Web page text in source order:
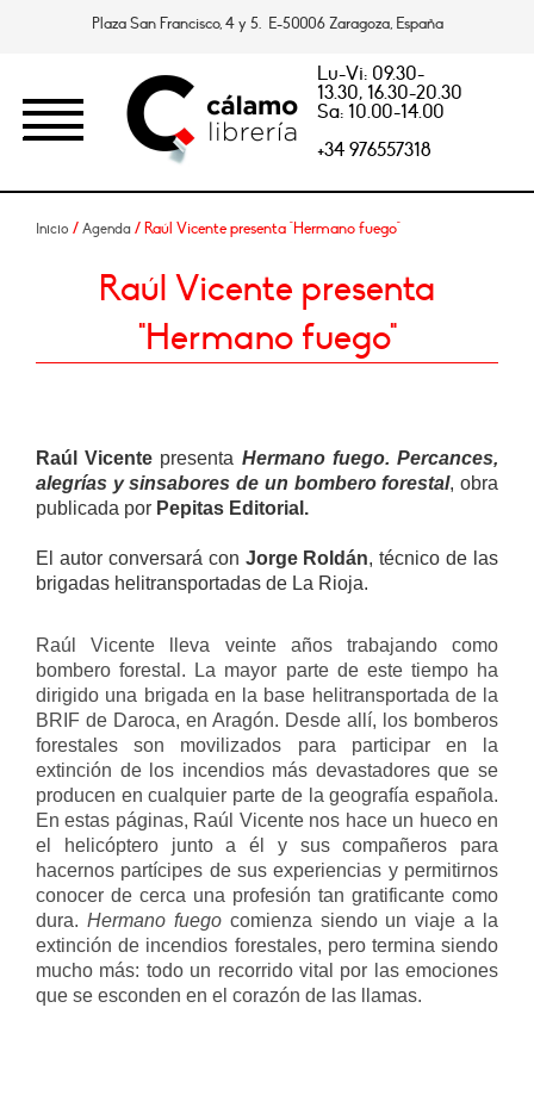
Plaza San Francisco, 4 y 5. E-50006 Zaragoza, España
Lu-Vi: 09.30-
13.30, 16.30-20.30
Sa: 10.00-14.00
+34 976557318
Inicio / Agenda / Raúl Vicente presenta "Hermano fuego"
Raúl Vicente presenta
"Hermano fuego"
Raúl Vicente presenta Hermano fuego. Percances,
alegrías y sinsabores de un bombero forestal, obra
publicada por Pepitas Editorial.
El autor conversará con Jorge Roldán, técnico de las
brigadas helitransportadas de La Rioja.
Raúl Vicente lleva veinte años trabajando como
bombero forestal. La mayor parte de este tiempo ha
dirigido una brigada en la base helitransportada de la
BRIF de Daroca, en Aragón. Desde allí, los bomberos
forestales son movilizados para participar en la
extinción de los incendios más devastadores que se
producen en cualquier parte de la geografía española.
En estas páginas, Raúl Vicente nos hace un hueco en
el helicóptero junto a él y sus compañeros para
hacernos partícipes de sus experiencias y permitirnos
conocer de cerca una profesión tan gratificante como
dura. Hermano fuegocomienza siendo un viaje a la
extinción de incendios forestales, pero termina siendo
mucho más: todo un recorrido vital por las emociones
que se esconden en el corazón de las llamas.